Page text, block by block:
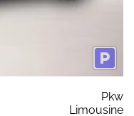
Pkw
Limousine